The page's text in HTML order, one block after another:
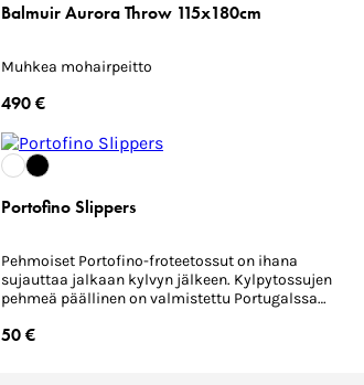
Balmuir Aurora Throw 115x180cm
Muhkea mohairpeitto
490 €
Portofino Slippers
Pehmoiset Portofino-froteetossut on ihana
sujauttaa jalkaan kylvyn jälkeen. Kylpytossujen
pehmeä päällinen on valmistettu Portugalssa
puuvillafroteesta.
50 €